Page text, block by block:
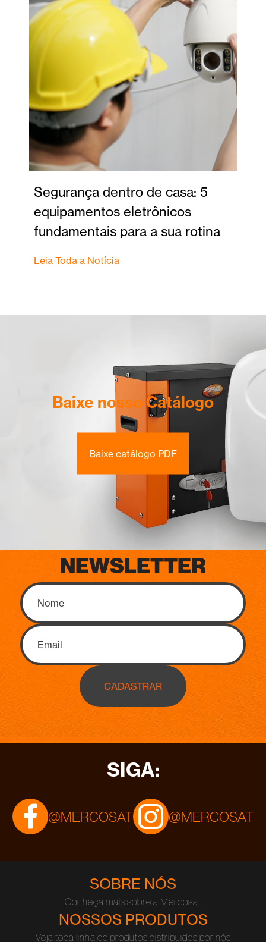
Segurança dentro de casa: 5
equipamentos eletrônicos
fundamentais para a sua rotina
Leia Toda a Notícia
Baixe nosso Catálogo
Baixe catálogo PDF
NEWSLETTER
CADASTRAR
SIGA:
@MERCOSAT @MERCOSAT
SOBRE NÓS
Conheça mais sobre a Mercosat
NOSSOS PRODUTOS
Veja toda linha de produtos distribuidos por nós